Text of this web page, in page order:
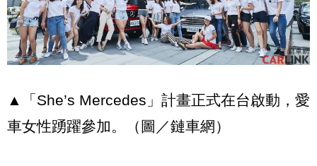
▲「She’s Mercedes」計畫正式在台啟動，愛
車女性踴躍參加。（圖／鏈車網）